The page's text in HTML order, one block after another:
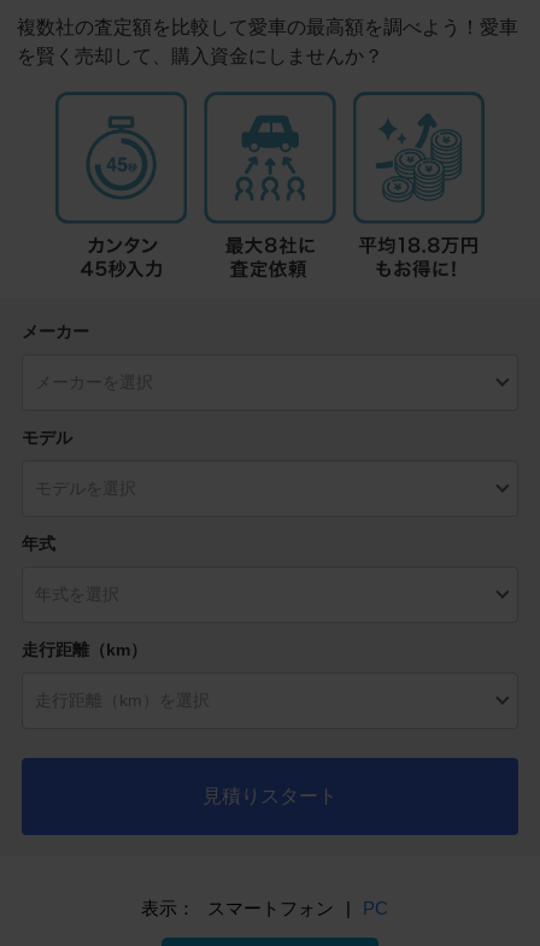
複数社の査定額を比較して愛車の最高額を調べよう！愛車
を賢く売却して、購入資金にしませんか？
メーカー
モデル
年式
走行距離（km）
見積りスタート
表示： スマートフォン | PC